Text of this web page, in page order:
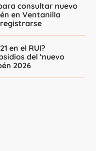
consultar nuevo
en Ventanilla
en el RUI?
del ‘nuevo
2026